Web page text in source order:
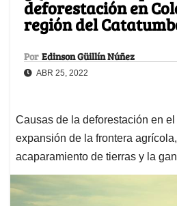
deforestación en
región del
Por Edinson Güillín Núñez
ABR 25, 2022
Causas de la deforestación en
expansión de la frontera
acaparamiento de tierras y la